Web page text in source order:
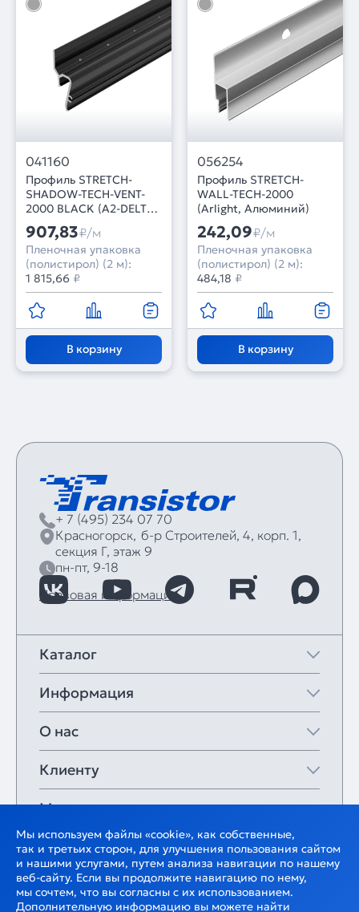
041160
Профиль STRETCH-
SHADOW-TECH-VENT-
2000 BLACK (A2-DELTA)
(Arlight, Алюминий)
907,83₽/м
Пленочная упаковка
(полистирол) (2 м):
1 815,66 ₽
В корзину
056254
Профиль STRETCH-
WALL-TECH-2000
(Arlight, Алюминий)
242,09₽/м
Пленочная упаковка
(полистирол) (2 м):
484,18 ₽
В корзину
+ 7 (495) 234 07 70
Красногорск, б‑р Строителей, 4, корп. 1,
секция Г, этаж 9
пн-пт, 9-18
Правовая информация
Каталог
Информация
О нас
Клиенту
Мои закладки
Мы используем файлы «cookie», как собственные,
так и третьих сторон, для улучшения пользования сайтом
и нашими услугами, путем анализа навигации по нашему
веб-сайту. Если вы продолжите навигацию по нему,
мы сочтем, что вы согласны с их использованием.
Дополнительную информацию вы можете найти